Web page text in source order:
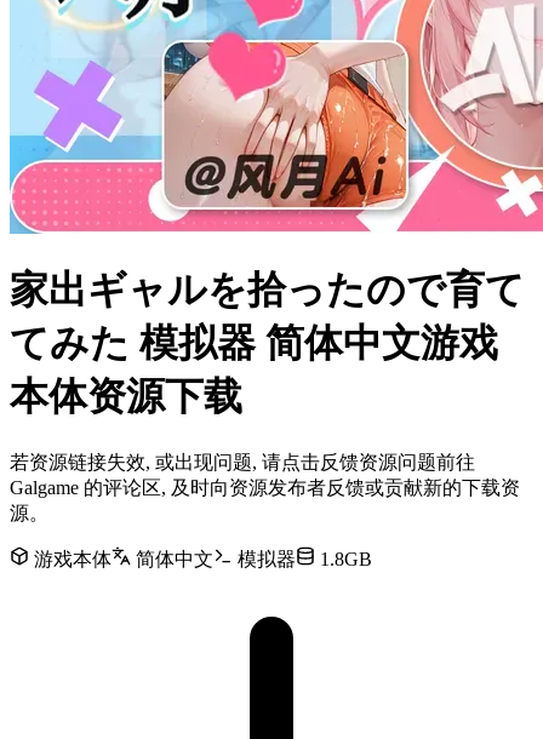
家出ギャルを拾ったので育て
てみた 模拟器 简体中文游戏
本体资源下载
若资源链接失效, 或出现问题, 请点击反馈资源问题前往
Galgame 的评论区, 及时向资源发布者反馈或贡献新的下载资
源。
游戏本体 简体中文 模拟器 1.8GB